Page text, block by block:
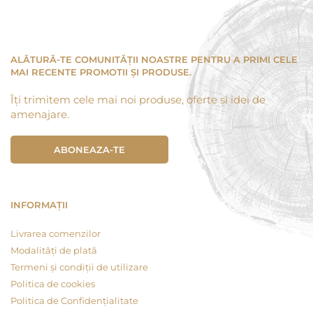
ALĂTURĂ-TE COMUNITĂȚII NOASTRE PENTRU A PRIMI CELE
MAI RECENTE PROMOTII ȘI PRODUSE.
Îți trimitem cele mai noi produse, oferte și idei de
amenajare.
ABONEAZA-TE
INFORMAȚII
Livrarea comenzilor
Modalități de plată
Termeni și condiții de utilizare
Politica de cookies
Politica de Confidențialitate